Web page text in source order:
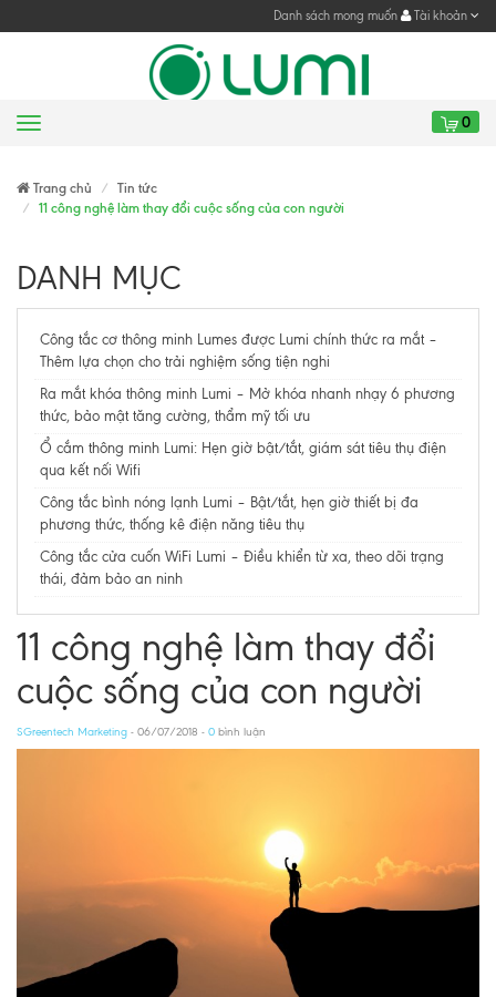
Danh sách mong muốn Tài khoản
Menu 0
Trang chủ
Tin tức
11 công nghệ làm thay đổi cuộc sống của con người
DANH MỤC
Công tắc cơ thông minh Lumes được Lumi chính thức ra mắt –
Thêm lựa chọn cho trải nghiệm sống tiện nghi
Ra mắt khóa thông minh Lumi – Mở khóa nhanh nhạy 6 phương
thức, bảo mật tăng cường, thẩm mỹ tối ưu
Ổ cắm thông minh Lumi: Hẹn giờ bật/tắt, giám sát tiêu thụ điện
qua kết nối Wifi
Công tắc bình nóng lạnh Lumi – Bật/tắt, hẹn giờ thiết bị đa
phương thức, thống kê điện năng tiêu thụ​​​​​​​
Công tắc cửa cuốn WiFi Lumi – Điều khiển từ xa, theo dõi trạng
thái, đảm bảo an ninh
11 công nghệ làm thay đổi
cuộc sống của con người
SGreentech Marketing - 06/07/2018 - 0 bình luận